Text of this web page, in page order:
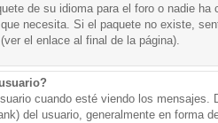
de su idioma para el foro o nadie ha
necesita. Si el paquete no existe,
el enlace al final de la página).
cuando esté viendo los mensajes.
del usuario, generalmente en forma